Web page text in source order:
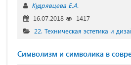
Кудрявцева Е.А.
16.07.2018
1417
22. Техническая эстетика и
Символизм и символика в